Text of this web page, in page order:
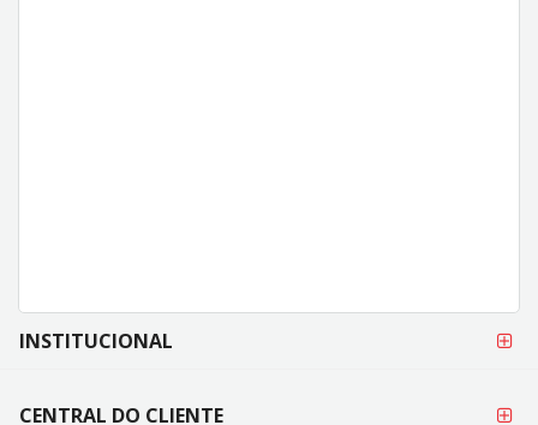
FORMAS DE
PAGAMENTO
INSTITUCIONAL
CENTRAL DO CLIENTE